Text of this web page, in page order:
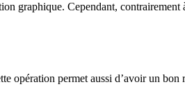
graphique. Cependant, contrairement
opération permet aussi d’avoir un bon